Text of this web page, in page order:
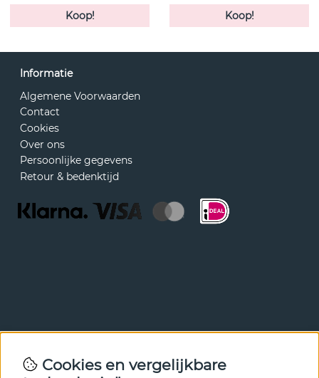
Koop!
Koop!
Informatie
Algemene Voorwaarden
Contact
Cookies
Over ons
Persoonlijke gegevens
Retour & bedenktijd
Met onze nieuwsbrief ben je als eerste op de hoogte van
Cookies en vergelijkbare